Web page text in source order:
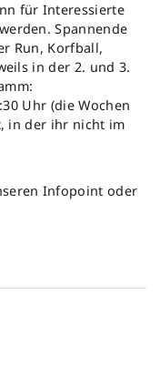
für Interessierte
Spannende
Run, Korfball,
in der 2. und 3.
Uhr (die Wochen
in der ihr nicht im
Infopoint oder